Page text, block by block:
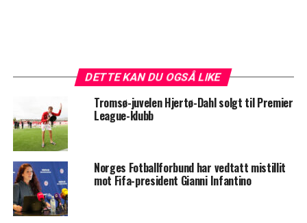
DETTE KAN DU OGSÅ LIKE
Tromsø-juvelen Hjertø-Dahl solgt til Premier
League-klubb
Norges Fotballforbund har vedtatt mistillit
mot Fifa-president Gianni Infantino